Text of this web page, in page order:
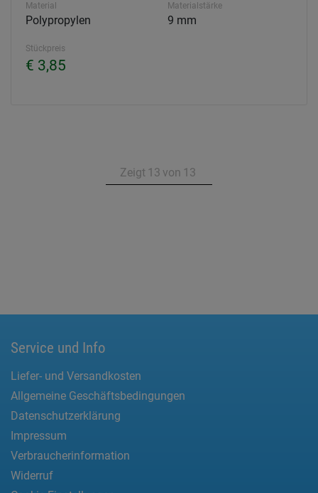
Material
Polypropylen
Materialstärke
9 mm
Stückpreis
€ 3,85
Zeigt 13 von 13
Service und Info
Liefer- und Versandkosten
Allgemeine Geschäftsbedingungen
Datenschutzerklärung
Impressum
Verbraucherinformation
Widerruf